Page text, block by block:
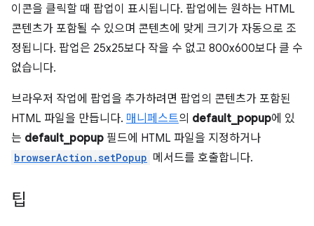
이콘을 클릭할 때 팝업이 표시됩니다. 팝업에는 원하는 HTML
콘텐츠가 포함될 수 있으며 콘텐츠에 맞게 크기가 자동으로 조
정됩니다. 팝업은 25x25보다 작을 수 없고 800x600보다 클 수
없습니다.
브라우저 작업에 팝업을 추가하려면 팝업의 콘텐츠가 포함된
HTML 파일을 만듭니다. 매니페스트의 default_popup에 있
는 default_popup 필드에 HTML 파일을 지정하거나
browserAction.setPopup 메서드를 호출합니다.
팁